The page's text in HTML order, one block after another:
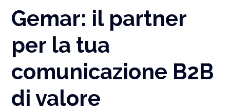
Gemar: il partner
per la tua
comunicazione B2B
di valore